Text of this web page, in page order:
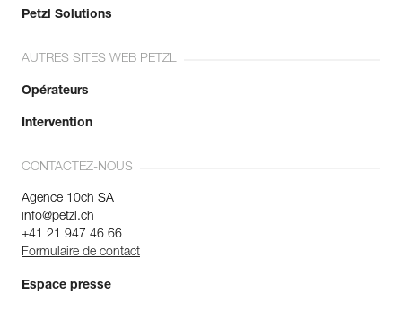
Petzl Solutions
AUTRES SITES WEB PETZL
Opérateurs
Intervention
CONTACTEZ-NOUS
Agence 10ch SA
info@petzl.ch
+41 21 947 46 66
Formulaire de contact
Espace presse